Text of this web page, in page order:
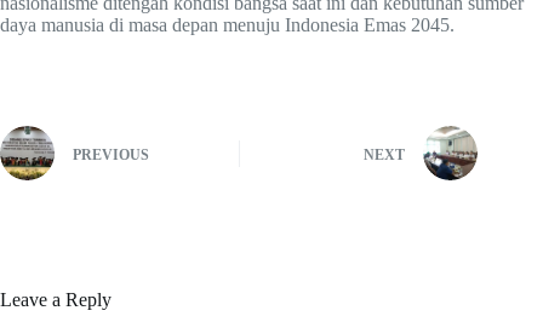
daya manusia di masa depan menuju Indonesia Emas 2045.
PREVIOUS NEXT
Leave a Reply